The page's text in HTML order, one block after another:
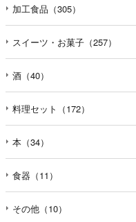
加工食品（305）
スイーツ・お菓子（257）
酒（40）
料理セット（172）
本（34）
食器（11）
その他（10）